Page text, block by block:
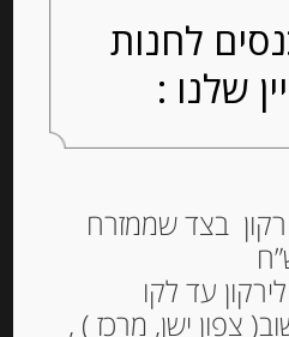
לחנות
שלנו :
בצד שממזרח
עד לקו
צפון ישן, מרכז ) ,